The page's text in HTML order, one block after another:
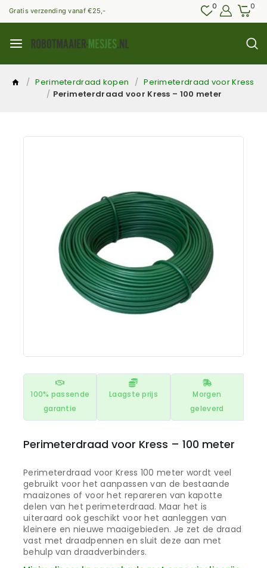
Gratis verzending vanaf €25,- 0 0
/ Perimeterdraad kopen / Perimeterdraad voor Kress
/ Perimeterdraad voor Kress – 100 meter
100% passende
garantie
Laagste prijs
Morgen
geleverd
Perimeterdraad voor Kress – 100 meter
Perimeterdraad voor Kress 100 meter wordt veel
gebruikt voor het aanpassen van de bestaande
maaizones of voor het repareren van kapotte
delen van het perimeterdraad. Maar het is
uiteraard ook geschikt voor het aanleggen van
kleinere en nieuwe maaigebieden. Je zet de draad
vast met draadpennen en sluit deze aan met
behulp van draadverbinders.